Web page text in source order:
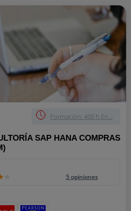
Formación: 400 h En...
SAP HANA COMPRAS
5 opiniones